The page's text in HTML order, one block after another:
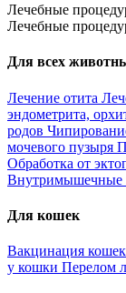
Лечебные
Лечебные
Для всех
Лечение отита
эндометрита,
родов
мочевого пузыря
Обработка от
Внутримышечные
Для кошек
Вакцинация кошек
у кошки Перелом